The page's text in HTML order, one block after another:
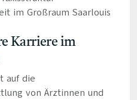
im Großraum Saarlouis
Karriere im
auf die
von Ärztinnen und